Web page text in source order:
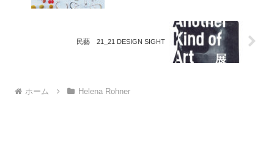
民藝 21_21 DESIGN SIGHT
ホーム Helena Rohner